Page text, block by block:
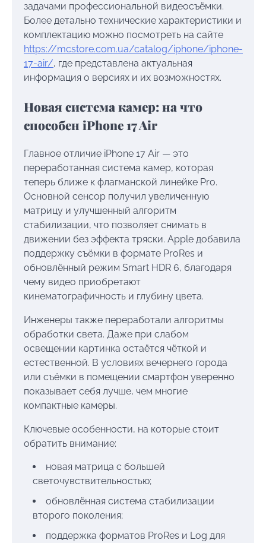
задачами профессиональной видеосъёмки.
Более детально технические характеристики и
комплектацию можно посмотреть на сайте
https://mcstore.com.ua/catalog/iphone/iphone-
17-air/, где представлена актуальная
информация о версиях и их возможностях.
Новая система камер: на что
способен iPhone 17 Air
Главное отличие iPhone 17 Air — это
переработанная система камер, которая
теперь ближе к флагманской линейке Pro.
Основной сенсор получил увеличенную
матрицу и улучшенный алгоритм
стабилизации, что позволяет снимать в
движении без эффекта тряски. Apple добавила
поддержку съёмки в формате ProRes и
обновлённый режим Smart HDR 6, благодаря
чему видео приобретают
кинематографичность и глубину цвета.
Инженеры также переработали алгоритмы
обработки света. Даже при слабом
освещении картинка остаётся чёткой и
естественной. В условиях вечернего города
или съёмки в помещении смартфон уверенно
показывает себя лучше, чем многие
компактные камеры.
Ключевые особенности, на которые стоит
обратить внимание:
новая матрица с большей
светочувствительностью;
обновлённая система стабилизации
второго поколения;
поддержка форматов ProRes и Log для